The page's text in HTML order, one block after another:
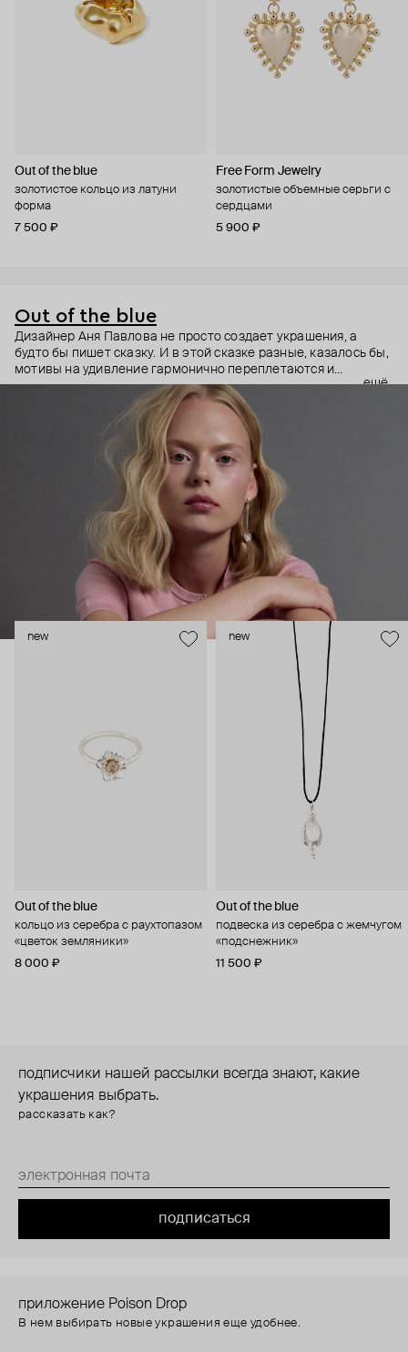
Out of the blue
золотистое кольцо из латуни
форма
7 500 ₽
Free Form Jewelry
золотистые объемные серьги с
сердцами
5 900 ₽
Out of the blue
Дизайнер Аня Павлова не просто создает украшения, а
будто бы пишет сказку. И в этой сказке разные, казалось бы,
мотивы на удивление гармонично переплетаются и
дополняют друг друга.
Коллекции, вдохновленные народными суевериями (только
теми, что про удачу) или традицией передавать скрытые
послания с помощью цветов. Животные детали и украшения
из фактурного металла, который подчеркивает
естественность. Все так или иначе продолжает природную
тему, даже выбор материалов для украшений: натуральные
камни, жемчуг и серебро.
ещё
new
Out of the blue
кольцо из серебра с раухтопазом
«цветок земляники»
8 000 ₽
new
Out of the blue
подвеска из серебра с жемчугом
«подснежник»
11 500 ₽
подписчики нашей рассылки всегда знают, какие
украшения выбрать.
рассказать как?
подписаться
приложение Poison Drop
В нем выбирать новые украшения еще удобнее.